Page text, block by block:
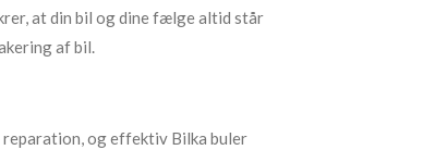
at din bil og dine fælge altid står
af bil.
reparation, og effektiv Bilka buler